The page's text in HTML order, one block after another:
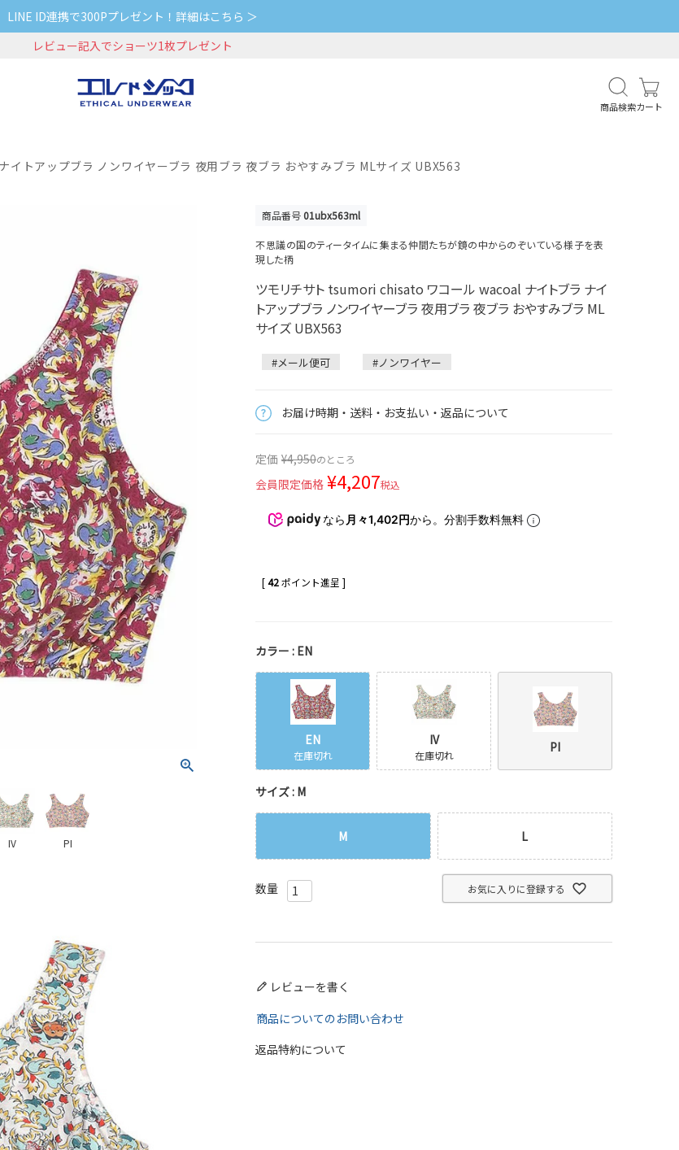
LINE ID連携で300Pプレゼント！詳細はこちら ＞
レビュー記入でショーツ1枚プレゼント
商品検索カート
トアップブラ ノンワイヤーブラ 夜用ブラ 夜ブラ おやすみブラ MLサイズ UBX563
IV PI
商品番号01ubx563ml
不思議の国のティータイムに集まる仲間たちが鏡の中からのぞいている様子を表
現した柄
ツモリチサト tsumori chisato ワコール wacoal ナイトブラ ナイ
トアップブラ ノンワイヤーブラ 夜用ブラ 夜ブラ おやすみブラ ML
サイズ UBX563
#メール便可 #ノンワイヤー
お届け時期・送料・お支払い・返品について
定価 ¥4,950のところ
会員限定価格 ¥4,207税込
なら 月々1,402円から。分割手数料無料
[42ポイント進呈 ]
カラー EN
EN
在庫切れ
IV
在庫切れ
PI
サイズ M
M L
お気に入りに登録する
レビューを書く
商品についてのお問い合わせ
返品特約について